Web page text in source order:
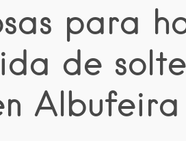
para
de
Albufeira